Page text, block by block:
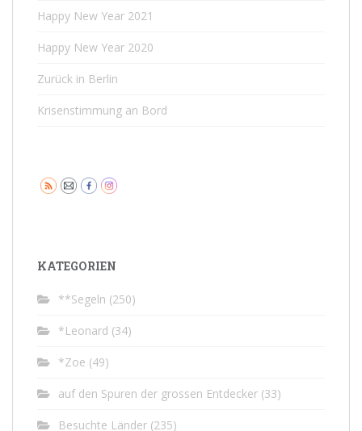
Happy New Year 2021
Happy New Year 2020
Zurück in Berlin
Krisenstimmung an Bord
KATEGORIEN
**Segeln (250)
*Leonard (34)
*Zoe (49)
auf den Spuren der grossen Entdecker (33)
Besuchte Länder (235)